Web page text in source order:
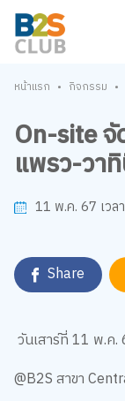
หน้าแรก • กิจกรรม •
On-site
แพรว-วา
11 พ.ค. 67 เวล
Share
วันเสาร์ที่ 11 พ.ค.
@B2S สาขา